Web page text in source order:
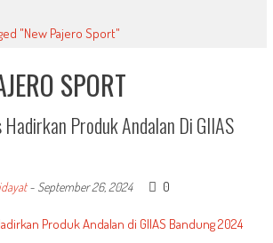
"New Pajero Sport"
SPORT
Produk Andalan Di GIIAS
- September 26, 2024 0